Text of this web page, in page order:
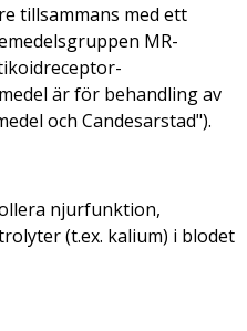
tillsammans med ett
MR-
är för behandling av
och Candesarstad").
njurfunktion,
(t.ex. kalium) i blodet